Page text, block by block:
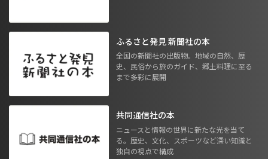
ふるさと発見 新聞社の本
全国の新聞社の出版物。地域の自然、歴
史、民俗から旅のガイド、郷土料理に至る
まで多彩に展開
共同通信社の本
ニュースと情報の世界に新たな光を当て
る。歴史、文化、スポーツなど深い知識と
独自の視点で構成